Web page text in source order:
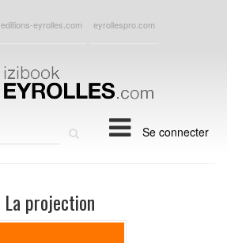
editions-eyrolles.com eyrollespro.com
Se connecter
La projection